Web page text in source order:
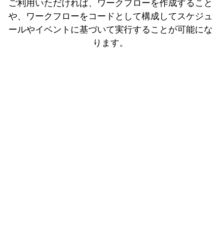
ご利用いただければ、ワークフローを作成すること
や、ワークフローをコードとして構成してスケジュ
ールやイベントに基づいて実行することが可能にな
ります。